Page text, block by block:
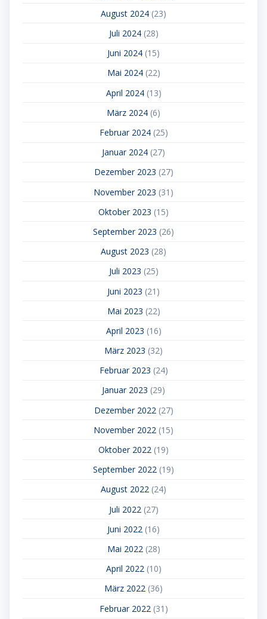
August 2024 (23)
Juli 2024(28)
Juni 2024 (15)
Mai 2024(22)
April 2024(13)
März 2024 (6)
Februar 2024(25)
Januar 2024 (27)
Dezember 2023 (27)
November 2023 (31)
Oktober 2023 (15)
September 2023 (26)
August 2023 (28)
Juli 2023 (25)
Juni 2023 (21)
Mai 2023 (22)
April 2023 (16)
März 2023 (32)
Februar 2023 (24)
Januar 2023 (29)
Dezember 2022 (27)
November 2022 (15)
Oktober 2022 (19)
September 2022 (19)
August 2022 (24)
Juli 2022 (27)
Juni 2022 (16)
Mai 2022(28)
April 2022(10)
März 2022 (36)
Februar 2022 (31)